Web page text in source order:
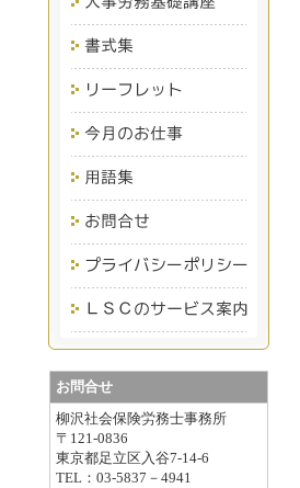
お問合せ
柳沢社会保険労務士事務所
〒121-0836
東京都足立区入谷7-14-6
TEL：03-5837－4941